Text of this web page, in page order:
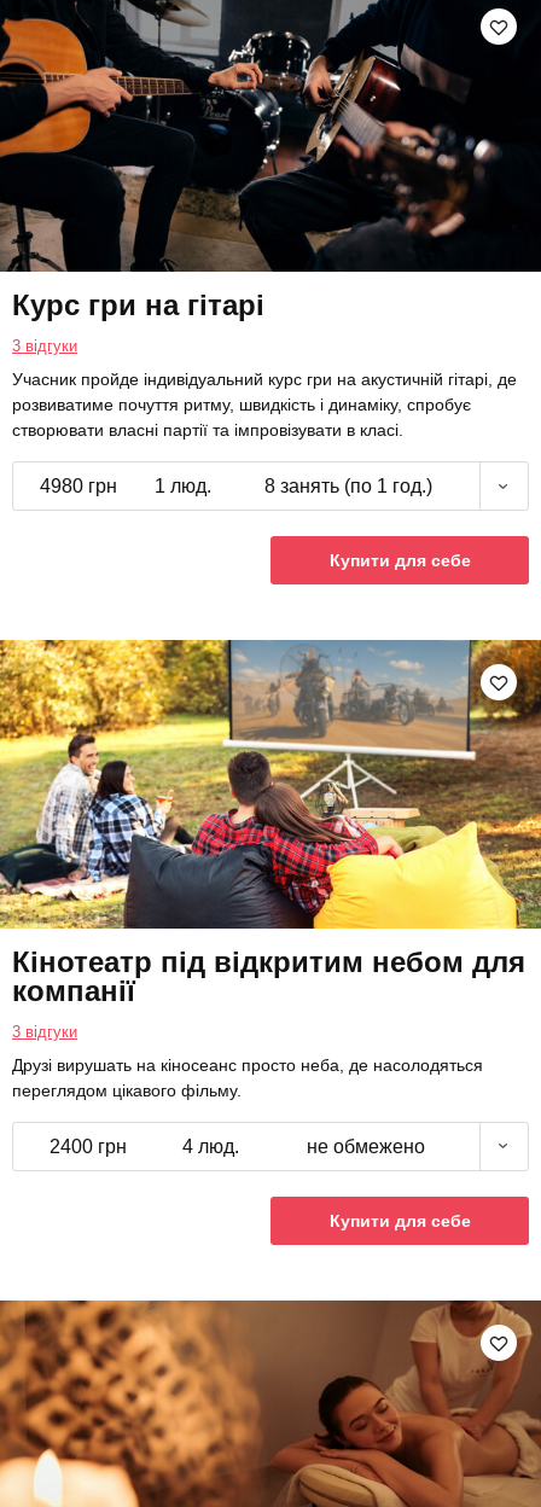
Курс гри на гітарі
3 відгуки
Учасник пройде індивідуальний курс гри на акустичній гітарі, де
розвиватиме почуття ритму, швидкість і динаміку, спробує
створювати власні партії та імпровізувати в класі.
4980 грн 1 люд. 8 занять (по 1 год.)
Купити для себе
Кінотеатр під відкритим небом для
компанії
3 відгуки
Друзі вирушать на кіносеанс просто неба, де насолодяться
переглядом цікавого фільму.
2400 грн 4 люд. не обмежено
Купити для себе